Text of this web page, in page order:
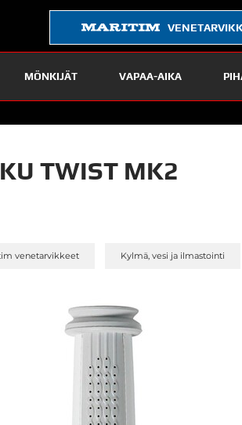
MÖNKIJÄT VAPAA-AIKA
TWIST MK2
venetarvikkeet Kylmä, vesi ja ilmastointi